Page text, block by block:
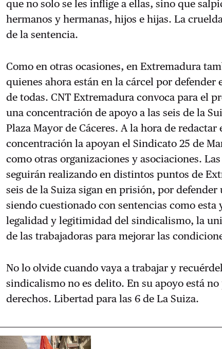
que no solo se les inflige a ellas, sino que
hermanos y hermanas, hijos e hijas. La
de la sentencia.
Como en otras ocasiones, en Extremadura
quienes ahora están en la cárcel por
de todas. CNT Extremadura convoca para el
una concentración de apoyo a las seis de la
Plaza Mayor de Cáceres. A la hora de redactar
concentración la apoyan el Sindicato 25 de
como otras organizaciones y asociaciones.
seguirán realizando en distintos puntos de
seis de la Suiza sigan en prisión, por defender
siendo cuestionado con sentencias como esta
legalidad y legitimidad del sindicalismo, la
de las trabajadoras para mejorar las
No lo olvide cuando vaya a trabajar y
sindicalismo no es delito. En su apoyo está
derechos. Libertad para las 6 de La Suiza.